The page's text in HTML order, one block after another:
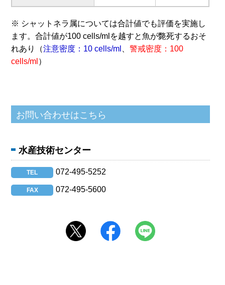
※ シャットネラ属については合計値でも評価を実施し
ます。合計値が100 cells/mlを越すと魚が斃死するおそ
れあり（注意密度：10 cells/ml 、警戒密度：100
cells/ml ）
水産技術センター
TEL 072-495-5252
FAX 072-495-5600